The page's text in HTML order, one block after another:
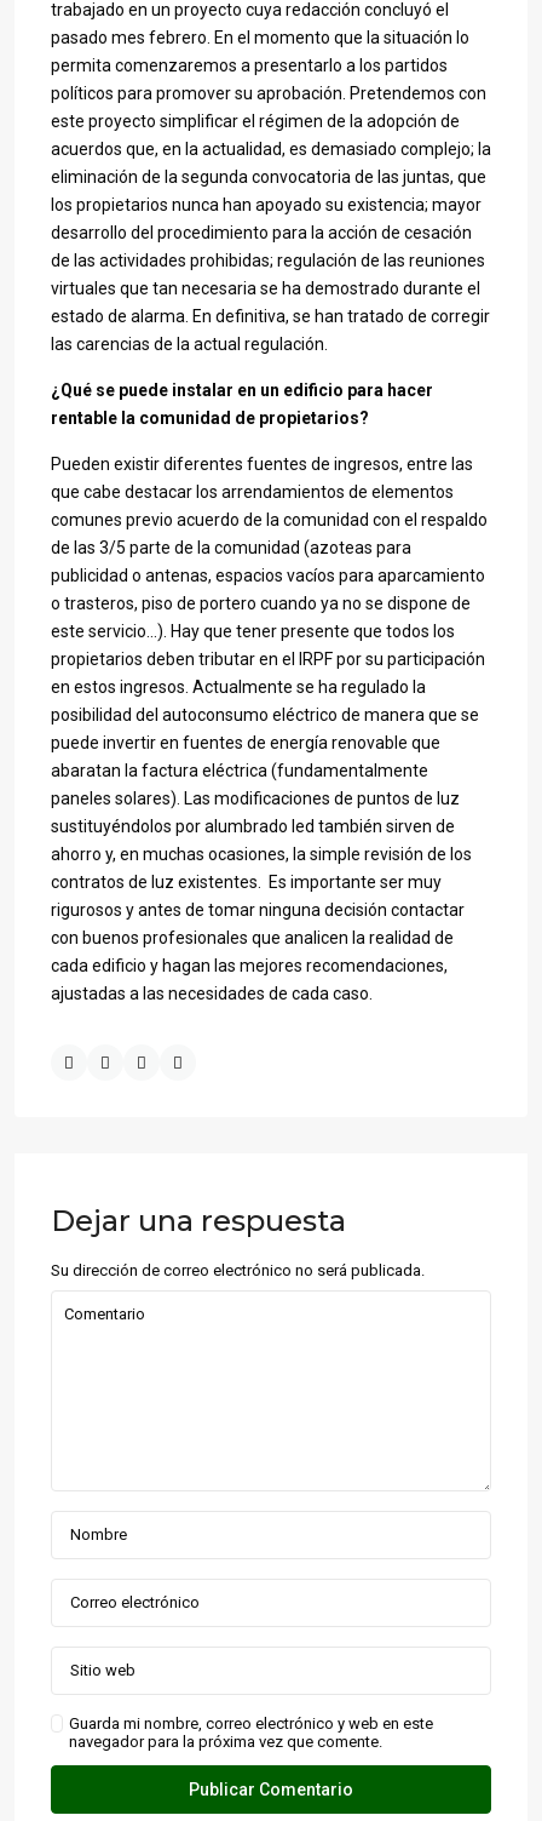
trabajado en un proyecto cuya redacción concluyó el
pasado mes febrero. En el momento que la situación lo
permita comenzaremos a presentarlo a los partidos
políticos para promover su aprobación. Pretendemos con
este proyecto simplificar el régimen de la adopción de
acuerdos que, en la actualidad, es demasiado complejo; la
eliminación de la segunda convocatoria de las juntas, que
los propietarios nunca han apoyado su existencia; mayor
desarrollo del procedimiento para la acción de cesación
de las actividades prohibidas; regulación de las reuniones
virtuales que tan necesaria se ha demostrado durante el
estado de alarma. En definitiva, se han tratado de corregir
las carencias de la actual regulación.
¿Qué se puede instalar en un edificio para hacer
rentable la comunidad de propietarios?
Pueden existir diferentes fuentes de ingresos, entre las
que cabe destacar los arrendamientos de elementos
comunes previo acuerdo de la comunidad con el respaldo
de las 3/5 parte de la comunidad (azoteas para
publicidad o antenas, espacios vacíos para aparcamiento
o trasteros, piso de portero cuando ya no se dispone de
este servicio…). Hay que tener presente que todos los
propietarios deben tributar en el IRPF por su participación
en estos ingresos. Actualmente se ha regulado la
posibilidad del autoconsumo eléctrico de manera que se
puede invertir en fuentes de energía renovable que
abaratan la factura eléctrica (fundamentalmente
paneles solares). Las modificaciones de puntos de luz
sustituyéndolos por alumbrado led también sirven de
ahorro y, en muchas ocasiones, la simple revisión de los
contratos de luz existentes. Es importante ser muy
rigurosos y antes de tomar ninguna decisión contactar
con buenos profesionales que analicen la realidad de
cada edificio y hagan las mejores recomendaciones,
ajustadas a las necesidades de cada caso.
Dejar una respuesta
Su dirección de correo electrónico no será publicada.
Guarda mi nombre, correo electrónico y web en este
navegador para la próxima vez que comente.